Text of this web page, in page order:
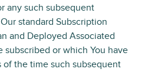
any such subsequent
standard Subscription
and Deployed Associated
subscribed or which You have
of the time such subsequent